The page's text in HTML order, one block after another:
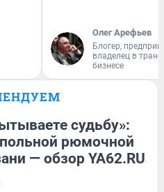
Олег Арефьев
Блогер,
владелец в
бизнесе
судьбу»:
рюмочной
— обзор YA62.RU